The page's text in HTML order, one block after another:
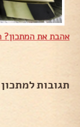
אהבת את המתכון?
תגובות